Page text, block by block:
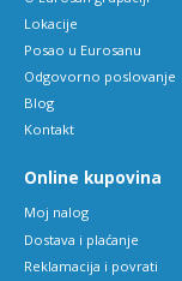
Lokacije
Posao u Eurosanu
Odgovorno poslovanje
Blog
Kontakt
Online kupovina
Moj nalog
Dostava i plaćanje
Reklamacija i povrati